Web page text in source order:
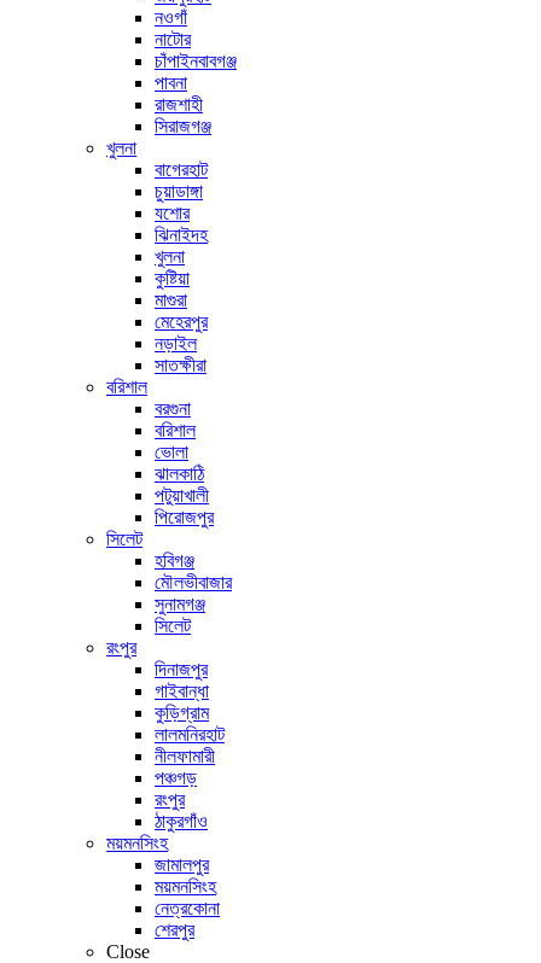
নওগাঁ
নাটোর
চাঁপাইনবাবগঞ্জ
পাবনা
রাজশাহী
সিরাজগঞ্জ
খুলনা
বাগেরহাট
চুয়াডাঙ্গা
যশোর
ঝিনাইদহ
খুলনা
কুষ্টিয়া
মাগুরা
মেহেরপুর
নড়াইল
সাতক্ষীরা
বরিশাল
বরগুনা
বরিশাল
ভোলা
ঝালকাঠি
পটুয়াখালী
পিরোজপুর
সিলেট
হবিগঞ্জ
মৌলভীবাজার
সুনামগঞ্জ
সিলেট
রংপুর
দিনাজপুর
গাইবান্ধা
কুড়িগ্রাম
লালমনিরহাট
নীলফামারী
পঞ্চগড়
রংপুর
ঠাকুরগাঁও
ময়মনসিংহ
জামালপুর
ময়মনসিংহ
নেত্রকোনা
শেরপুর
Close